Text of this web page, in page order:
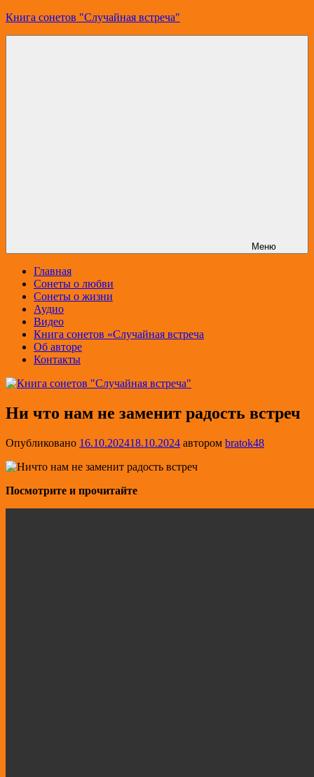
Перейти
Книга сонетов "Случайная встреча"
Меню
Главная
Сонеты о любви
Сонеты о жизни
Аудио
Видео
Книга сонетов «Случайная встреча
Об авторе
Контакты
Ни что нам не заменит радость встреч
Опубликовано 16.10.202418.10.2024 автором bratok48
Посмотрите и прочитайте